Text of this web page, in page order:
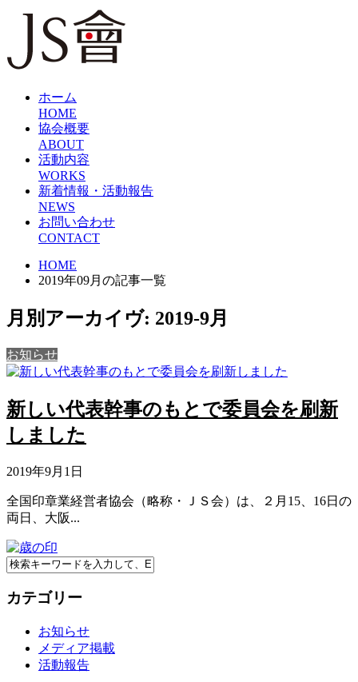
ホーム
HOME
協会概要
ABOUT
活動内容
WORKS
新着情報・活動報告
NEWS
お問い合わせ
CONTACT
HOME
2019年09月の記事一覧
月別アーカイヴ: 2019-9月
お知らせ
新しい代表幹事のもとで委員会を刷新
しました
2019年9月1日
全国印章業経営者協会（略称・ＪＳ会）は、２月15、16日の
両日、大阪...
カテゴリー
お知らせ
メディア掲載
活動報告